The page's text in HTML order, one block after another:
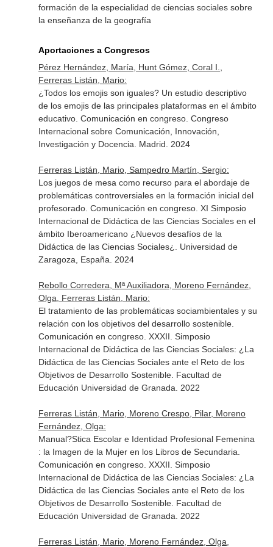
formación de la especialidad de ciencias sociales sobre
la enseñanza de la geografía
Aportaciones a Congresos
Pérez Hernández, María, Hunt Gómez, Coral I.,
Ferreras Listán, Mario:
¿Todos los emojis son iguales? Un estudio descriptivo
de los emojis de las principales plataformas en el ámbito
educativo. Comunicación en congreso. Congreso
Internacional sobre Comunicación, Innovación,
Investigación y Docencia. Madrid. 2024
Ferreras Listán, Mario, Sampedro Martín, Sergio:
Los juegos de mesa como recurso para el abordaje de
problemáticas controversiales en la formación inicial del
profesorado. Comunicación en congreso. XI Simposio
Internacional de Didáctica de las Ciencias Sociales en el
ámbito Iberoamericano ¿Nuevos desafíos de la
Didáctica de las Ciencias Sociales¿. Universidad de
Zaragoza, España. 2024
Rebollo Corredera, Mª Auxiliadora, Moreno Fernández,
Olga, Ferreras Listán, Mario:
El tratamiento de las problemáticas sociambientales y su
relación con los objetivos del desarrollo sostenible.
Comunicación en congreso. XXXII. Simposio
Internacional de Didáctica de las Ciencias Sociales: ¿La
Didáctica de las Ciencias Sociales ante el Reto de los
Objetivos de Desarrollo Sostenible. Facultad de
Educación Universidad de Granada. 2022
Ferreras Listán, Mario, Moreno Crespo, Pilar, Moreno
Fernández, Olga:
Manual?Stica Escolar e Identidad Profesional Femenina
: la Imagen de la Mujer en los Libros de Secundaria.
Comunicación en congreso. XXXII. Simposio
Internacional de Didáctica de las Ciencias Sociales: ¿La
Didáctica de las Ciencias Sociales ante el Reto de los
Objetivos de Desarrollo Sostenible. Facultad de
Educación Universidad de Granada. 2022
Ferreras Listán, Mario, Moreno Fernández, Olga,